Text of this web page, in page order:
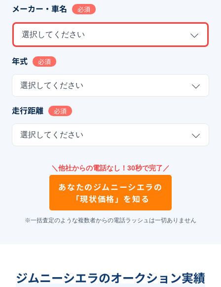
メーカー・車名 必須
選択してください
年式 必須
選択してください
走行距離 必須
選択してください
＼他社からの電話なし！30秒で完了／
あなたのジムニーシエラの
「現状価格」を知る
※一括査定のような複数者からの電話ラッシュは一切ありません
ジムニーシエラのオークション実績